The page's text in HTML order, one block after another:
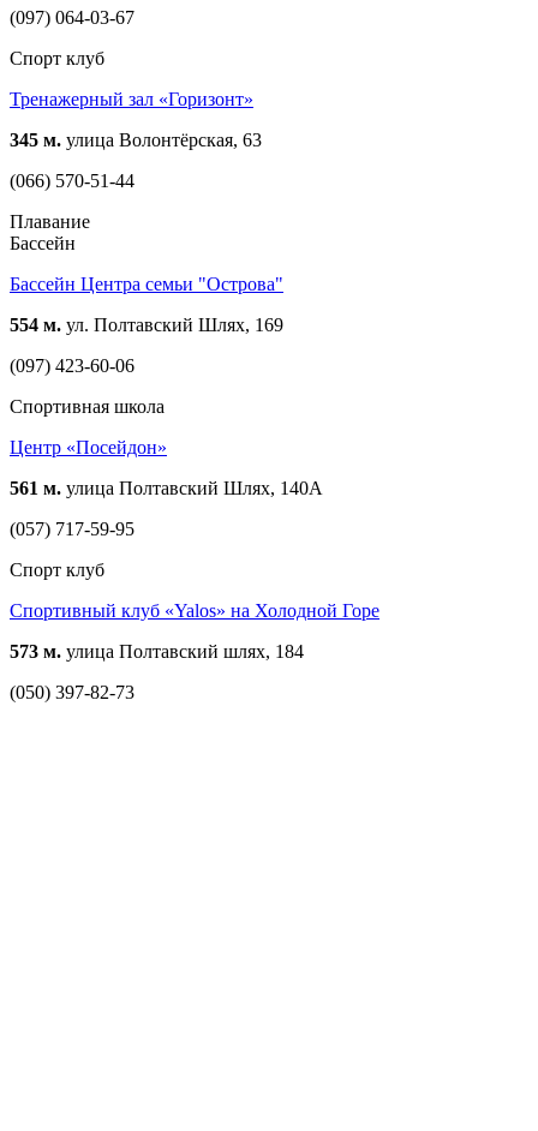
(097) 064-03-67
Спорт клуб
Тренажерный зал «Горизонт»
345 м. улица Волонтёрская, 63
(066) 570-51-44
Плавание
Бассейн
Бассейн Центра семьи "Острова"
554 м. ул. Полтавский Шлях, 169
(097) 423-60-06
Спортивная школа
Центр «Посейдон»
561 м. улица Полтавский Шлях, 140А
(057) 717-59-95
Спорт клуб
Спортивный клуб «Yalos» на Холодной Горе
573 м. улица Полтавский шлях, 184
(050) 397-82-73